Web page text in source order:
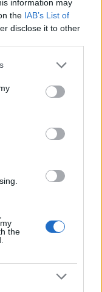
information may
the IAB’s List of
disclose it to other
or more Google
You may click to
party tags to
in below Google
the
– Τι προβλέπει το
2026